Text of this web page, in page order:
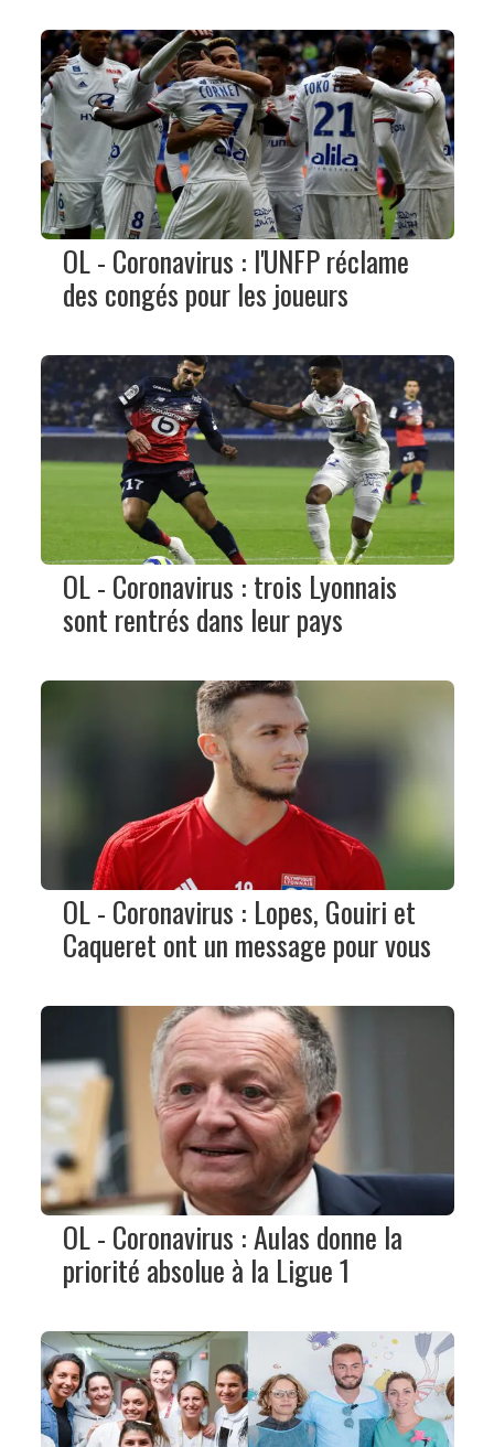
OL - Coronavirus : l'UNFP réclame
des congés pour les joueurs
OL - Coronavirus : trois Lyonnais
sont rentrés dans leur pays
OL - Coronavirus : Lopes, Gouiri et
Caqueret ont un message pour vous
OL - Coronavirus : Aulas donne la
priorité absolue à la Ligue 1